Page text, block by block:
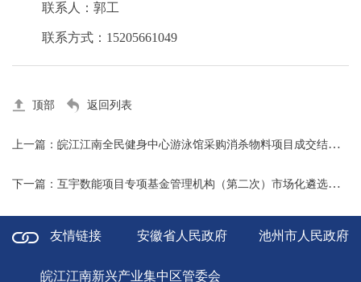
联系人：郭工
联系方式： 15205661049
顶部 返回列表
上一篇：皖江江南全民健身中心游泳馆采购消杀物料项目成交结果公告
下一篇：互宇数能项目专项基金管理机构（第二次）市场化遴选中选人公示
友情链接 安徽省人民政府 池州市人民政府
皖江江南新兴产业集中区管委会